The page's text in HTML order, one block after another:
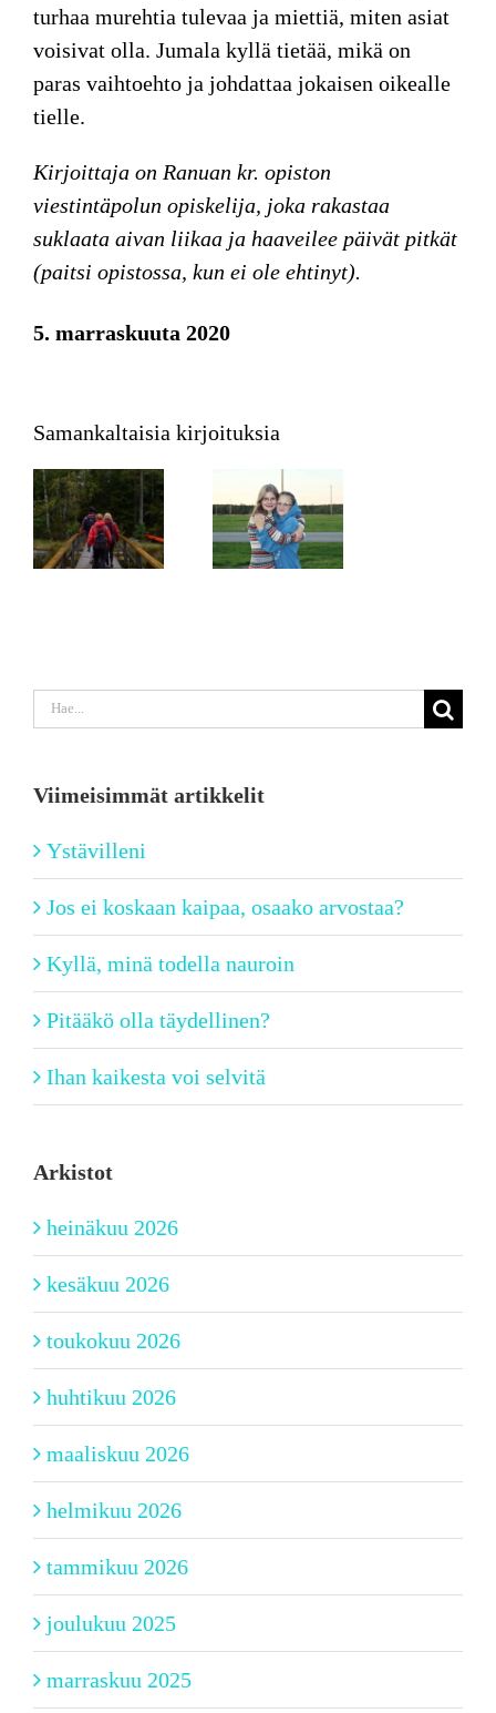
turhaa murehtia tulevaa ja miettiä, miten asiat
voisivat olla. Jumala kyllä tietää, mikä on
paras vaihtoehto ja johdattaa jokaisen oikealle
tielle.
Kirjoittaja on Ranuan kr. opiston
viestintäpolun opiskelija, joka rakastaa
suklaata aivan liikaa ja haaveilee päivät pitkät
(paitsi opistossa, kun ei ole ehtinyt).
5. marraskuuta 2020
Samankaltaisia kirjoituksia
Etsi
Viimeisimmät artikkelit
Ystävilleni
Jos ei koskaan kaipaa, osaako arvostaa?
Kyllä, minä todella nauroin
Pitääkö olla täydellinen?
Ihan kaikesta voi selvitä
Arkistot
heinäkuu 2026
kesäkuu 2026
toukokuu 2026
huhtikuu 2026
maaliskuu 2026
helmikuu 2026
tammikuu 2026
joulukuu 2025
marraskuu 2025